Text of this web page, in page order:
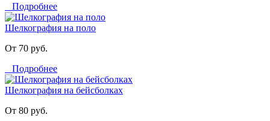
Подробнее
Шелкография на поло
От 70 руб.
Подробнее
Шелкография на бейсболках
От 80 руб.